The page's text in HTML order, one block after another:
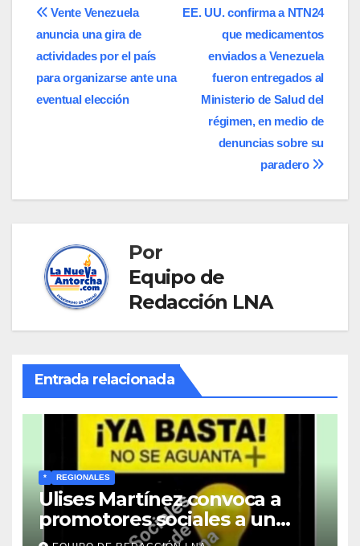
Navegación
de
entradas
EE. UU. confirma a NTN24
que medicamentos
enviados a Venezuela
fueron entregados al
Ministerio de Salud del
régimen, en medio de
denuncias sobre su
paradero
Vente Venezuela
anuncia una gira de
actividades por el país
para organizarse ante una
eventual elección
Por
Equipo de
Redacción LNA
Entrada relacionada
* REGIONALES
Ulises Martínez convoca a
promotores sociales a un
encuentro estratégico este